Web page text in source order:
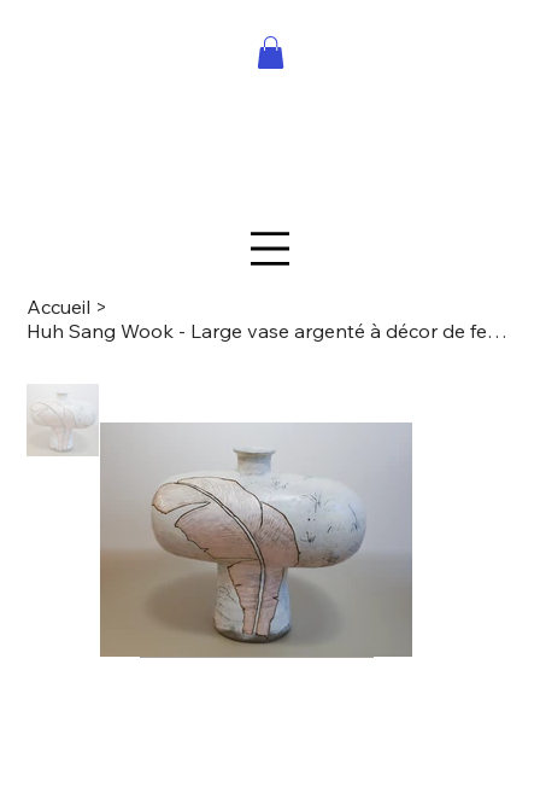
Accueil >
Huh Sang Wook - Large vase argenté à décor de feuilles de bananier